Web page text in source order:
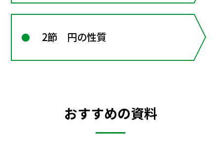
2節 円の性質
おすすめの資料